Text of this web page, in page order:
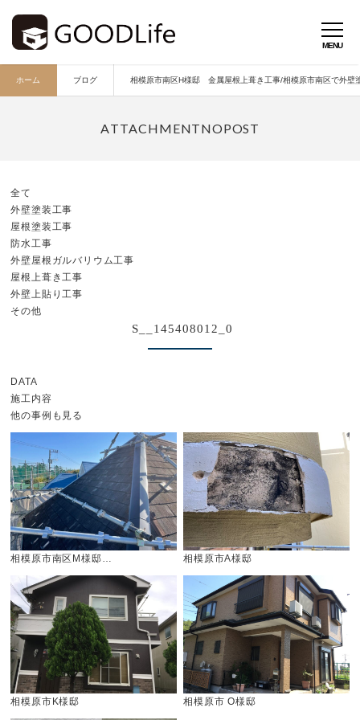
ホーム ブログ 相模原市南区H様邸 金属屋根上葺き工事/相模原市南区で外壁
全て
外壁塗装工事
屋根塗装工事
防水工事
外壁屋根ガルバリウム工事
屋根上葺き工事
外壁上貼り工事
その他
S__145408012_0
DATA
施工内容
他の事例も見る
相模原市南区M様邸… 相模原市A様邸
相模原市K様邸 相模原市 O様邸